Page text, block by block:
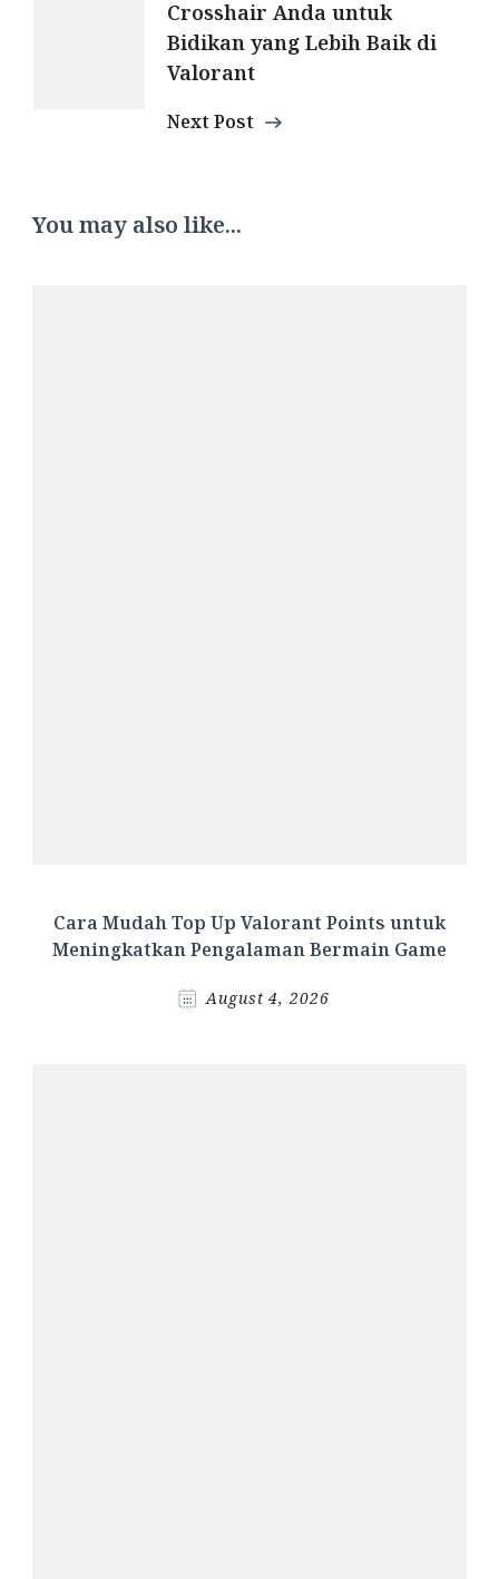
Crosshair Anda untuk
Bidikan yang Lebih Baik di
Valorant
Next Post
You may also like...
Cara Mudah Top Up Valorant Points untuk
Meningkatkan Pengalaman Bermain Game
August 4, 2026